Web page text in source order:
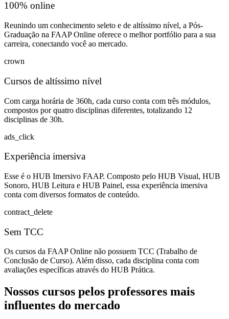
100% online
Reunindo um conhecimento seleto e de altíssimo nível, a Pós-
Graduação na FAAP Online oferece o melhor portfólio para a sua
carreira, conectando você ao mercado.
crown
Cursos de altíssimo nível
Com carga horária de 360h, cada curso conta com três módulos,
compostos por quatro disciplinas diferentes, totalizando 12
disciplinas de 30h.
ads_click
Experiência imersiva
Esse é o HUB Imersivo FAAP. Composto pelo HUB Visual, HUB
Sonoro, HUB Leitura e HUB Painel, essa experiência imersiva
conta com diversos formatos de conteúdo.
contract_delete
Sem TCC
Os cursos da FAAP Online não possuem TCC (Trabalho de
Conclusão de Curso). Além disso, cada disciplina conta com
avaliações específicas através do HUB Prática.
Nossos cursos pelos professores mais
influentes do mercado